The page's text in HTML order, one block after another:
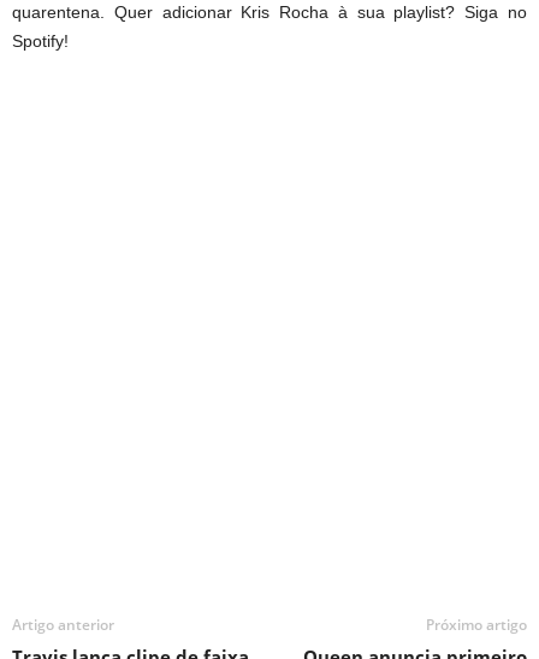
quarentena. Quer adicionar Kris Rocha à sua playlist? Siga no
Spotify!
Artigo anterior Próximo artigo